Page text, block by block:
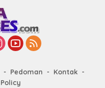
Pedoman
Kontak